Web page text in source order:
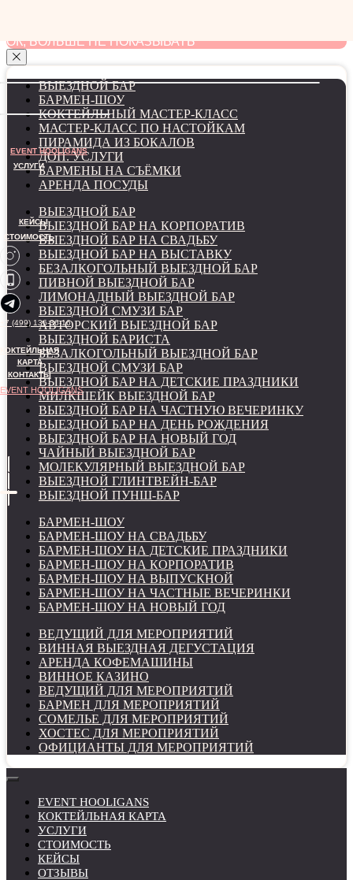
ОК, БОЛЬШЕ НЕ ПОКАЗЫВАТЬ
EVENT HOOLIGANS
УСЛУГИ
КЕЙСЫ
СТОИМОСТЬ
+7 (499) 136-36-16
КОКТЕЙЛЬНАЯ
КАРТА
КОНТАКТЫ
EVENT HOOLIGANS
ВЫЕЗДНОЙ БАР
БАРМЕН-ШОУ
КОКТЕЙЛЬНЫЙ МАСТЕР-КЛАСС
МАСТЕР-КЛАСС ПО НАСТОЙКАМ
ПИРАМИДА ИЗ БОКАЛОВ
ДОП. УСЛУГИ
БАРМЕНЫ НА СЪЁМКИ
АРЕНДА ПОСУДЫ
ВЫЕЗДНОЙ БАР
ВЫЕЗДНОЙ БАР НА КОРПОРАТИВ
ВЫЕЗДНОЙ БАР НА СВАДЬБУ
ВЫЕЗДНОЙ БАР НА ВЫСТАВКУ
БЕЗАЛКОГОЛЬНЫЙ ВЫЕЗДНОЙ БАР
ПИВНОЙ ВЫЕЗДНОЙ БАР
ЛИМОНАДНЫЙ ВЫЕЗДНОЙ БАР
ВЫЕЗДНОЙ СМУЗИ БАР
АВТОРСКИЙ ВЫЕЗДНОЙ БАР
ВЫЕЗДНОЙ БАРИСТА
БЕЗАЛКОГОЛЬНЫЙ ВЫЕЗДНОЙ БАР
ВЫЕЗДНОЙ СМУЗИ БАР
ВЫЕЗДНОЙ БАР НА ДЕТСКИЕ ПРАЗДНИКИ
МИЛКШЕЙК ВЫЕЗДНОЙ БАР
ВЫЕЗДНОЙ БАР НА ЧАСТНУЮ ВЕЧЕРИНКУ
ВЫЕЗДНОЙ БАР НА ДЕНЬ РОЖДЕНИЯ
ВЫЕЗДНОЙ БАР НА НОВЫЙ ГОД
ЧАЙНЫЙ ВЫЕЗДНОЙ БАР
МОЛЕКУЛЯРНЫЙ ВЫЕЗДНОЙ БАР
ВЫЕЗДНОЙ ГЛИНТВЕЙН-БАР
ВЫЕЗДНОЙ ПУНШ-БАР
БАРМЕН-ШОУ
БАРМЕН-ШОУ НА СВАДЬБУ
БАРМЕН-ШОУ НА ДЕТСКИЕ ПРАЗДНИКИ
БАРМЕН-ШОУ НА КОРПОРАТИВ
БАРМЕН-ШОУ НА ВЫПУСКНОЙ
БАРМЕН-ШОУ НА ЧАСТНЫЕ ВЕЧЕРИНКИ
БАРМЕН-ШОУ НА НОВЫЙ ГОД
ВЕДУЩИЙ ДЛЯ МЕРОПРИЯТИЙ
ВИННАЯ ВЫЕЗДНАЯ ДЕГУСТАЦИЯ
АРЕНДА КОФЕМАШИНЫ
ВИННОЕ КАЗИНО
ВЕДУЩИЙ ДЛЯ МЕРОПРИЯТИЙ
БАРМЕН ДЛЯ МЕРОПРИЯТИЙ
СОМЕЛЬЕ ДЛЯ МЕРОПРИЯТИЙ
ХОСТЕС ДЛЯ МЕРОПРИЯТИЙ
ОФИЦИАНТЫ ДЛЯ МЕРОПРИЯТИЙ
EVENT HOOLIGANS
КОКТЕЙЛЬНАЯ КАРТА
УСЛУГИ
СТОИМОСТЬ
КЕЙСЫ
ОТЗЫВЫ